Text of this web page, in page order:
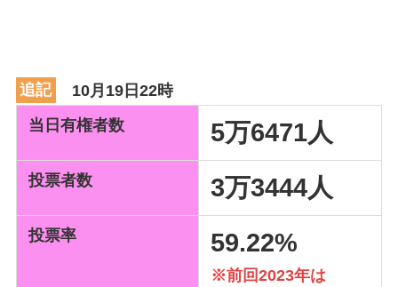
追記
10月19日22時
当日有権者数
5万6471人
投票者数 3万3444人
投票率 59.22%
※前回2023年は